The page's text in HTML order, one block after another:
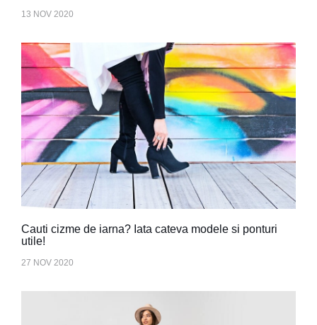
13 NOV 2020
Cauti cizme de iarna? Iata cateva modele si ponturi
utile!
27 NOV 2020